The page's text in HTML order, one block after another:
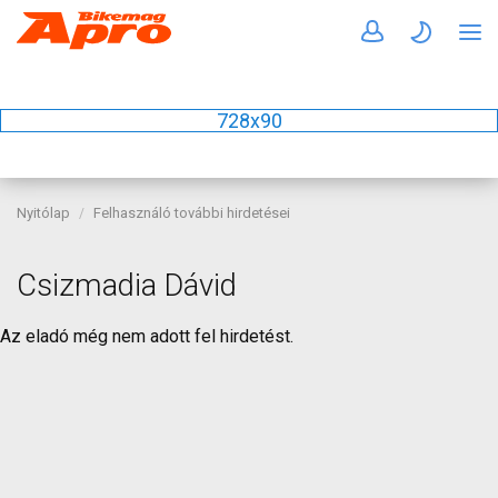
728x90
Nyitólap Felhasználó további hirdetései
Csizmadia Dávid
Az eladó még nem adott fel hirdetést.